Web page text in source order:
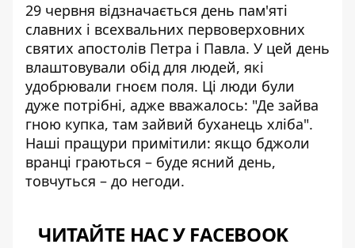
29 червня відзначається день пам'яті
славних і всехвальних первоверховних
святих апостолів Петра і Павла. У цей день
влаштовували обід для людей, які
удобрювали гноєм поля. Ці люди були
дуже потрібні, адже вважалось: "Де зайва
гною купка, там зайвий буханець хліба".
Наші пращури примітили: якщо бджоли
вранці граються – буде ясний день,
товчуться – до негоди.
ЧИТАЙТЕ НАС У FACEBOOK